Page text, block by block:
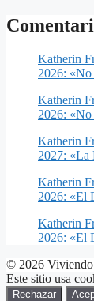
Katherin
2026:
Katherin
2026:
Katherin
2027: «La
Katherin
2026: «El
Katherin
2026: «El
© 2026 Viviendo
Este sitio usa
Rechazar